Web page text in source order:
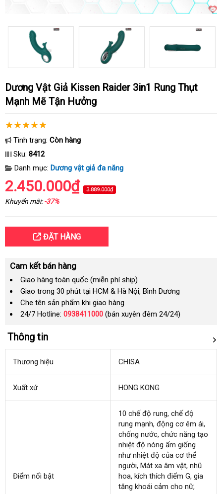
Dương Vật Giả Kissen Raider 3in1 Rung Thụt
Mạnh Mẽ Tận Hưởng
Tình trạng: Còn hàng
Sku: 8412
Danh mục: Dương vật giả đa năng
2.450.000₫ 3.889.000₫
Khuyến mãi:-37%
ĐẶT HÀNG
Cam kết bán hàng
Giao hàng toàn quốc (miễn phí ship)
Giao trong 30 phút tại HCM & Hà Nội, Bình Dương
Che tên sản phẩm khi giao hàng
24/7 Hotline: 0938411000 (bán xuyên đêm 24/24)
Thông tin
Thương hiệu CHISA
Xuất xứ HONG KONG
Điểm nổi bật
10 chế độ rungđẹp
, chế độ
rung mạnhtại
nhà
, động cơ êm áithanh
toán
,
chống nướcđẹp
, chức năng tạo
nhiệt độ nóng ấm giống
như nhiệt độ sản
xuất
của cơ thể
ngườiở
đâu
uy
, Mát xa âm vậtsiêu
thị
, nhũ
hoanội
địa
, kích thích điểm Glink
web
, gia
tăng khoái cảm cho nữgần
,